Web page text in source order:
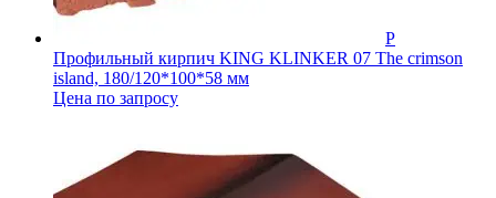
Профильный кирпич KING KLINKER 07 The crimson
island, 180/120*100*58 мм
Цена по запросу